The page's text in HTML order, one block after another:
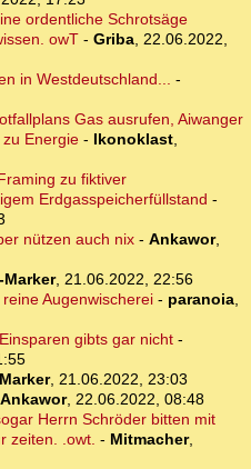
ordentliche Schrotsäge
owT - Griba, 22.06.2022,
in Westdeutschland... -
Gas ausrufen, Aiwanger
Energie - Ikonoklast,
zu fiktiver
Erdgasspeicherfüllstand -
nützen auch nix- Ankawor,
Marker, 21.06.2022, 22:56
Augenwischerei- paranoia,
gibts gar nicht-
, 21.06.2022, 23:03
Ankawor, 22.06.2022, 08:48
Herrn Schröder bitten mit
zeiten. .owt. - Mitmacher,